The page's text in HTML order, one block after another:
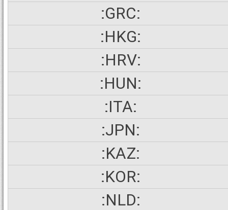
:GRC:
:HKG:
:HRV:
:HUN:
:ITA:
:JPN:
:KAZ:
:KOR:
:NLD: